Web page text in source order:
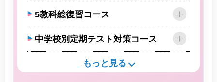
5教科総復習コース
中学校別定期テスト対策コース
もっと見る